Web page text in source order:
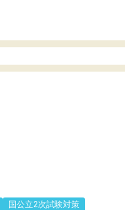
国公立2次試験対策